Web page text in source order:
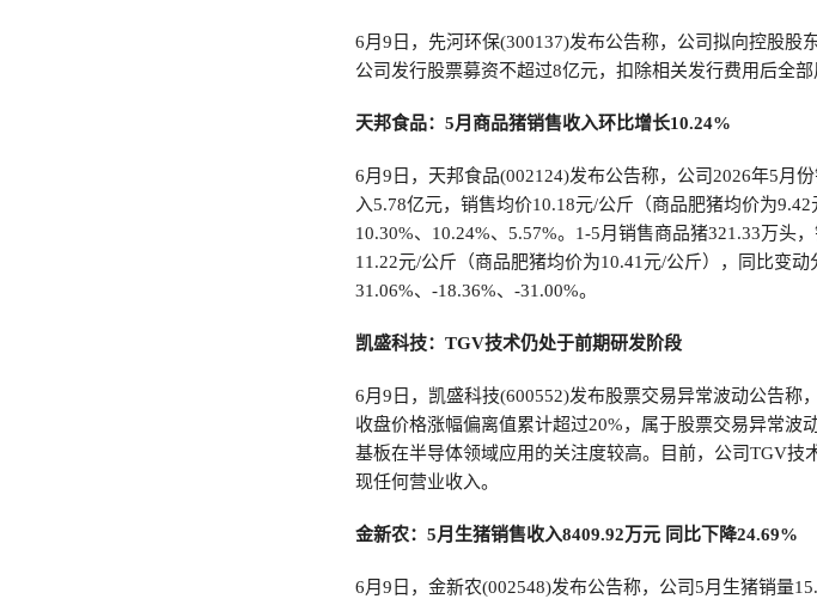
6月9日，先河环保(300137)发布公告称，公司拟向控股股
公司发行股票募资不超过8亿元，扣除相关发行费用后全部
天邦食品：5月商品猪销售收入环比增长10.24%
6月9日，天邦食品(002124)发布公告称，公司2026年5月
入5.78亿元，销售均价10.18元/公斤（商品肥猪均价为
10.30%、10.24%、5.57%。1-5月销售商品猪321.33万头
11.22元/公斤（商品肥猪均价为10.41元/公斤），同比变动
31.06%、-18.36%、-31.00%。
凯盛科技：TGV技术仍处于前期研发阶段
6月9日，凯盛科技(600552)发布股票交易异常波动公告称
收盘价格涨幅偏离值累计超过20%，属于股票交易异常波
基板在半导体领域应用的关注度较高。目前，公司TGV技
现任何营业收入。
金新农：5月生猪销售收入8409.92万元 同比下降24.69%
6月9日，金新农(002548)发布公告称，公司5月生猪销量